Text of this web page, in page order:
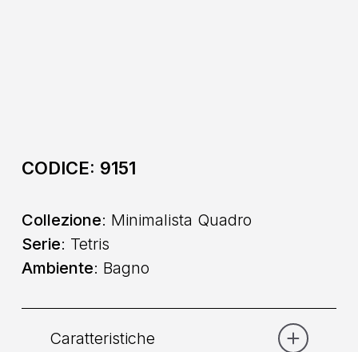
CODICE: 9151
Collezione: Minimalista Quadro
Serie: Tetris
Ambiente: Bagno
Caratteristiche